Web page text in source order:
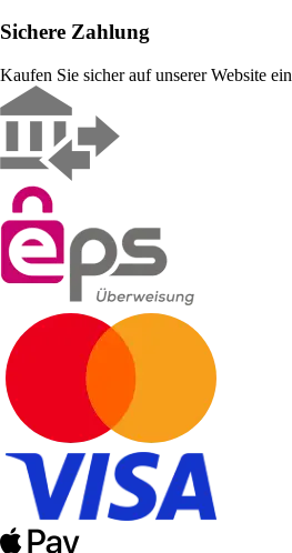
Sichere Zahlung
Kaufen Sie sicher auf unserer Website ein